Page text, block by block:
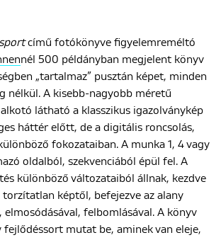
Esszé
Blog
Rólunk
ENGLISH
című fotókönyve figyelemreméltó
nél 500 példányban megjelent könyv
„tartalmaz” pusztán képet, minden
nélkül. A kisebb-nagyobb méretű
látható a klasszikus igazolványkép
háttér előtt, de a digitális roncsolás,
fokozataiban. A munka 1, 4 vagy
oldalból, szekvenciából épül fel. A
különböző változataiból állnak, kezdve
torzítatlan képtől, befejezve az alany
elmosódásával, felbomlásával. A könyv
fejlődéssort mutat be, aminek van eleje,